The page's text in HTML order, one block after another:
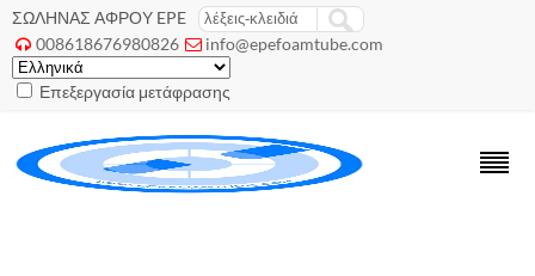
ΣΩΛΗΝΑΣ ΑΦΡΟΥ EPE
 008618676980826  info@epefoamtube.com
Επεξεργασία μετάφρασης